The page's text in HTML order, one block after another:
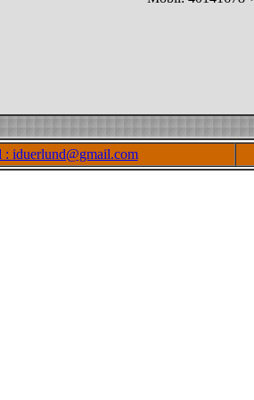
: iduerlund@gmail.com